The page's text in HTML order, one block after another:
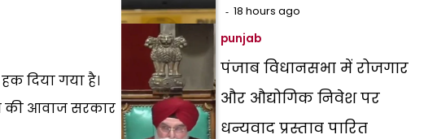
दिया गया है।
की आवाज सरकार
18 hours ago
punjab
पंजाब विधानसभा में रोजगार
और औद्योगिक निवेश पर
धन्यवाद प्रस्ताव पारित